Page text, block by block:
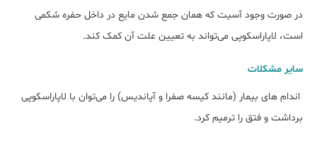
در صورت وجود آسیت که همان جمع شدن مایع در داخل حفره شکمی
است، لاپاراسکوپی می‌تواند به تعیین علت آن کمک کند.
سایر مشکلات
اندام های بیمار (مانند کیسه صفرا و آپاندیس) را می‌توان با لاپاراسکوپی
برداشت و فتق را ترمیم کرد.